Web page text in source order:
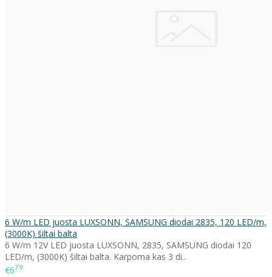
6 W/m LED juosta LUXSONN, SAMSUNG diodai 2835, 120 LED/m,
(3000K) šiltai balta
6 W/m 12V LED juosta LUXSONN, 2835, SAMSUNG diodai 120
LED/m, (3000K) šiltai balta. Karpoma kas 3 di..
€679